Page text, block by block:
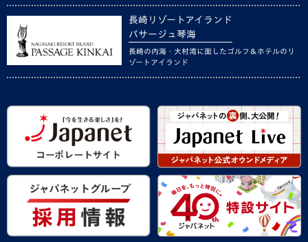
長崎リゾートアイランド
パサージュ琴海
長崎の内海・大村湾に面したゴルフ＆ホテルのリ
ゾートアイランド